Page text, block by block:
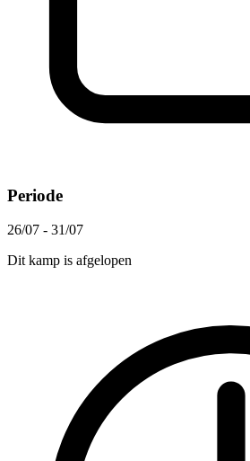
Periode
26/07 - 31/07
Dit kamp is afgelopen